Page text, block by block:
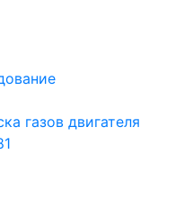
газов двигателя